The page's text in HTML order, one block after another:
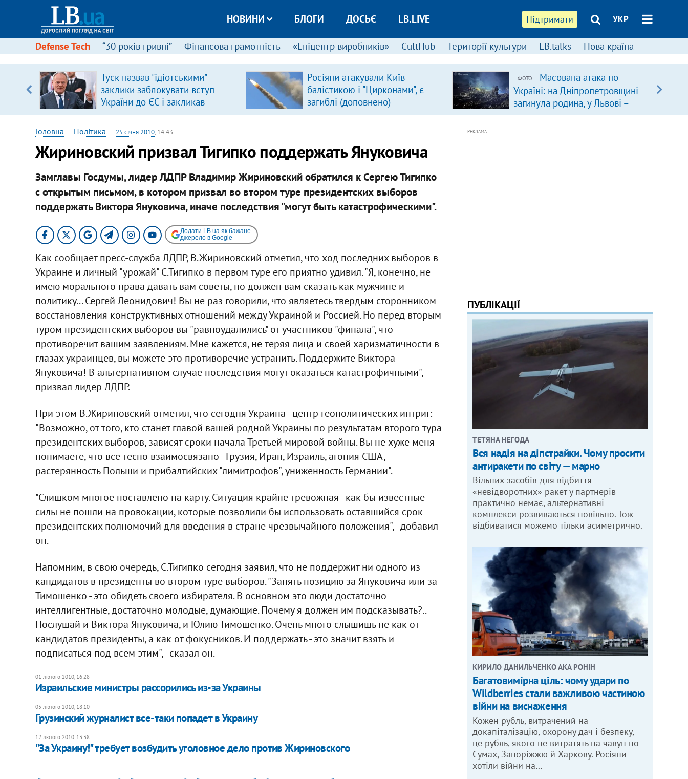
Підтримати УКР
НОВИНИ БЛОГИ ДОСЬЄ LB.LIVE
Defense Tech “30 років гривні” Фінансова грамотність «Епіцентр виробників» CultHub Території культури LB.talks Нова країна
Туск назвав "ідіотськими"
заклики заблокувати вступ
України до ЄС і закликав
припинити антиукраїнську
риторику
Росіяни атакували Київ
балістикою і "Цирконами", є
загиблі (доповнено)
ФОТО
Масована атака по
Україні: на Дніпропетровщині
загинула родина, у Львові –
удар по багатоповерхівках
Головна — Політика — 25 січня 2010, 14:43
Жириновский призвал Тигипко поддержать Януковича
Замглавы Госдумы, лидер ЛДПР Владимир Жириновский обратился к Сергею Тигипко
с открытым письмом, в котором призвал во втором туре президентских выборов
поддержать Виктора Януковича, иначе последствия "могут быть катастрофическими".
Додати LB.ua як бажане
джерело в Google
Как сообщает пресс-служба ЛДПР, В.Жириновский отметил, что ход последних выборов в
Украине и личный "урожай" С.Тигипко в первом туре его приятно удивил. "Я, конечно, не
имею морального права давать вам советы, но должен вам сказать как мужчине и
политику... Сергей Леонидович! Вы не раз говорили, что являетесь твердым сторонником
восстановления конструктивных отношений между Украиной и Россией. Но перед вторым
туром президентских выборов вы "равноудалились" от участников "финала", что
противоречит вашим заявлениям. Мне кажется, не теряя лица и своей харизматичности в
глазах украинцев, вы можете это противоречие устранить. Поддержите Виктора
Януковича! В альтернативном случае последствия могут оказаться катастрофичными", -
призвал лидер ЛДПР.
При этом В.Жириновский отметил, что сегодня Украина - центр геополитических интриг:
"Возможно, от того, кто станет главой вашей родной Украины по результатам второго тура
президентских выборов, зависят сроки начала Третьей мировой войны. Вы не хуже меня
понимаете, что все тесно взаимосвязано - Грузия, Иран, Израиль, агония США,
растерянность Польши и прибалтийских "лимитрофов", униженность Германии".
"Слишком многое поставлено на карту. Ситуация крайне тревожная - как бы известные
силы не пошли на провокации, которые позволили бы использовать оставшийся срок
президентских полномочий для введения в стране чрезвычайного положения", - добавил
он.
Напомним, в свою очередь, С.Тигипко сегодня заявил, что не поддержит ни одного из
кандидатов в президенты во втором туре выборов. "Занять позицию за Януковича или за
Тимошенко - это обидеть своего избирателя. В основном это люди достаточно
интеллигентные, достаточно молодые, думающие. Почему я должен им подсказывать?..
Послушай и Виктора Януковича, и Юлию Тимошенко. Очень много слышишь не как от
кандидатов президенты, а как от фокусников. И поддержать - это значит взять и
подписаться под всем этим", - сказал он.
01 лютого 2010, 16:28
Израильские министры рассорились из-за Украины
05 лютого 2010, 18:10
Грузинский журналист все-таки попадет в Украину
12 лютого 2010, 13:38
"За Украину!" требует возбудить уголовное дело против Жириновского
РЕКЛАМА
ПУБЛІКАЦІЇ
ТЕТЯНА НЕГОДА
Вся надія на діпстрайки. Чому просити
антиракети по світу — марно
Вільних засобів для відбиття
«невідворотних» ракет у партнерів
практично немає, альтернативні
комплекси розвиваються повільно. Тож
відбиватися можемо тільки асиметрично.
КИРИЛО ДАНИЛЬЧЕНКО АКА РОНІН
Багатовимірна ціль: чому удари по
Wildberries стали важливою частиною
війни на виснаження
Кожен рубль, витрачений на
докапіталізацію, охорону дач і безпеку, —
це рубль, якого не витратять на чавун по
Сумах, Запоріжжю й Харкову. Росіяни
хотіли війни на…